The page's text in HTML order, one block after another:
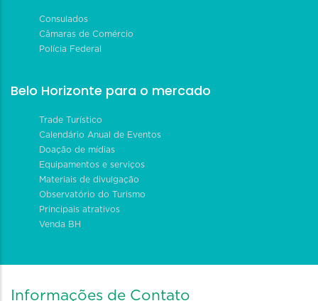
Consulados
Câmaras de Comércio
Polícia Federal
Belo Horizonte para o mercado
Trade Turístico
Calendário Anual de Eventos
Doação de mídias
Equipamentos e serviços
Materiais de divulgação
Observatório do Turismo
Principais atrativos
Venda BH
Informações de Contato